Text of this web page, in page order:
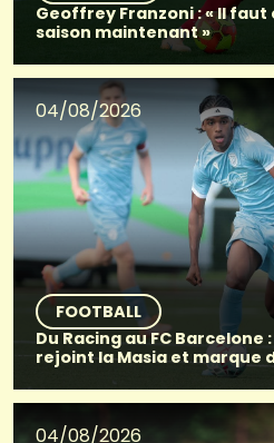
Geoffrey Franzoni : « Il
saison maintenant »
04/08/2026
FOOTBALL
Du Racing au FC Barcelone
rejoint la Masia et marque
04/08/2026